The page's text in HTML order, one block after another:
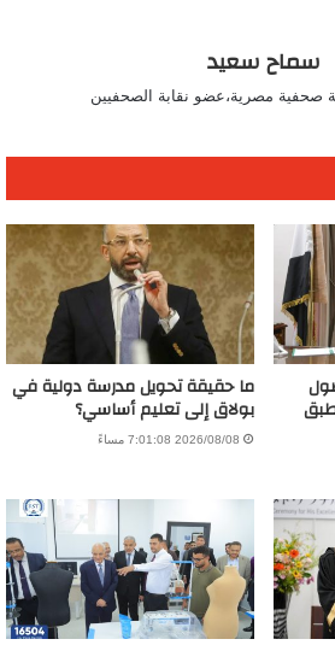
سماح سعيد
صحفية مصرية،عضو نقابة الصحفيين
ما حقيقة تحويل مدرسة دولية في
بولاق إلى تعليم أساسي؟
2026/08/08 7:01:08 مساءً